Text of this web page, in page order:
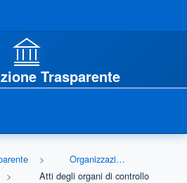
Trasparente
Organizzazione
Atti degli organi di controllo